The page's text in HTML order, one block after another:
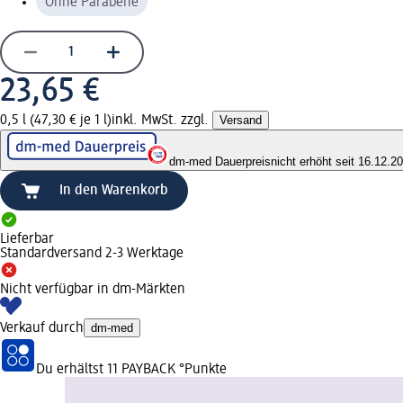
23,65 €
0,5 l (47,30 € je 1 l)inkl. MwSt. zzgl. Versand
dm-med Dauerpreisnicht erhöht seit
In den Warenkorb
Lieferbar
Standardversand 2-3 Werktage
Nicht verfügbar in dm-Märkten
Verkauf durch dm-med
Du erhältst 11 PAYBACK °Punkte